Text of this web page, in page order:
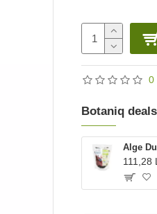
0
Botaniq deals
111,28